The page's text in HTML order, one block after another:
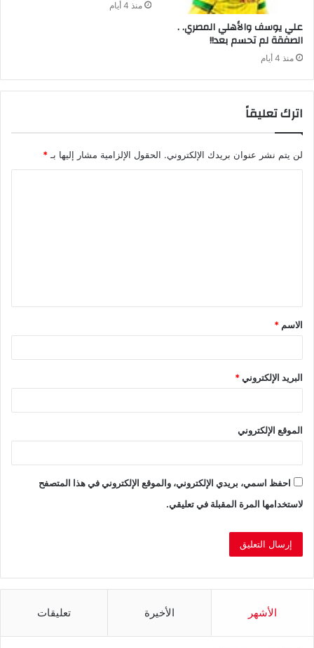
علي‭ ‬يوسف‭ ‬والأهلي‭ ‬المصري‭ . .
‬الصفقة‭ ‬لم‭ ‬تحسم‭ ‬بعد‭ !!‬
منذ 4 أيام
منذ 4 أيام
اترك تعليقاً
لن يتم نشر عنوان بريدك الإلكتروني. الحقول الإلزامية مشار إليها بـ *
ق
*
الاسم *
البريد الإلكتروني*
الموقع الإلكتروني
احفظ اسمي، بريدي الإلكتروني، والموقع الإلكتروني في هذا المتصفح
لاستخدامها المرة المقبلة في تعليقي.
الأشهر الأخيرة تعليقات